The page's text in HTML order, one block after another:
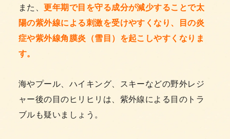
また、更年期で目を守る成分が減少することで太
陽の紫外線による刺激を受けやすくなり、目の炎
症や紫外線角膜炎（雪目）を起こしやすくなりま
す。
海やプール、ハイキング、スキーなどの野外レジ
ャー後の目のヒリヒリは、紫外線による目のトラ
ブルも疑いましょう。